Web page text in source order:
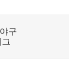
구
그